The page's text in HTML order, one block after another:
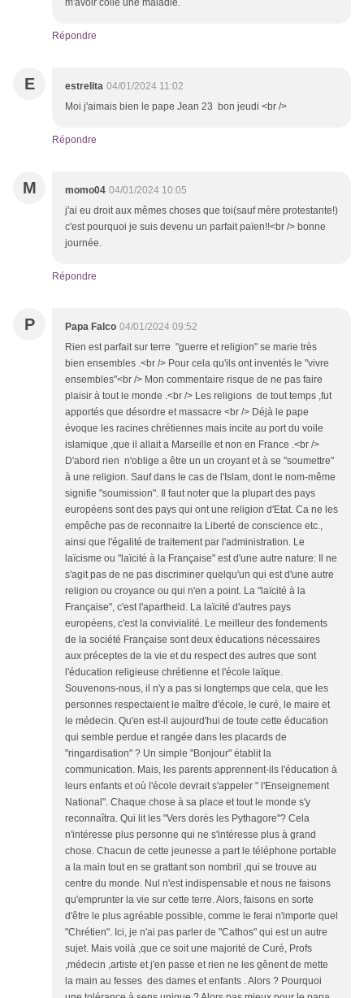
m'avoir collé une maladie.
Répondre
E estrelita 04/01/2024 11:02
Moi j'aimais bien le pape Jean 23 bon jeudi <br />
Répondre
M momo04 04/01/2024 10:05
j'ai eu droit aux mêmes choses que toi(sauf mère protestante!)
c'est pourquoi je suis devenu un parfait païen!!<br /> bonne
journée.
Répondre
P Papa Falco 04/01/2024 09:52
Rien est parfait sur terre "guerre et religion" se marie très
bien ensembles .<br /> Pour cela qu'ils ont inventés le "vivre
ensembles"<br /> Mon commentaire risque de ne pas faire
plaisir à tout le monde .<br /> Les religions de tout temps ,fut
apportés que désordre et massacre <br /> Déjà le pape
évoque les racines chrétiennes mais incite au port du voile
islamique ,que il allait a Marseille et non en France .<br />
D'abord rien n'oblige a être un un croyant et à se "soumettre"
à une religion. Sauf dans le cas de l'Islam, dont le nom-même
signifie "soumission". Il faut noter que la plupart des pays
européens sont des pays qui ont une religion d'Etat. Ca ne les
empêche pas de reconnaitre la Liberté de conscience etc.,
ainsi que l'égalité de traitement par l'administration. Le
laïcisme ou "laïcité à la Française" est d'une autre nature: Il ne
s'agit pas de ne pas discriminer quelqu'un qui est d'une autre
religion ou croyance ou qui n'en a point. La "laïcité à la
Française", c'est l'apartheid. La laïcité d'autres pays
européens, c'est la convivialité. Le meilleur des fondements
de la société Française sont deux éducations nécessaires
aux préceptes de la vie et du respect des autres que sont
l'éducation religieuse chrétienne et l'école laïque.
Souvenons-nous, il n'y a pas si longtemps que cela, que les
personnes respectaient le maître d'école, le curé, le maire et
le médecin. Qu'en est-il aujourd'hui de toute cette éducation
qui semble perdue et rangée dans les placards de
"ringardisation" ? Un simple "Bonjour" établit la
communication. Mais, les parents apprennent-ils l'éducation à
leurs enfants et où l'école devrait s'appeler " l'Enseignement
National". Chaque chose à sa place et tout le monde s'y
reconnaîtra. Qui lit les "Vers dorés les Pythagore"? Cela
n'intéresse plus personne qui ne s'intéresse plus à grand
chose. Chacun de cette jeunesse a part le téléphone portable
a la main tout en se grattant son nombril ,qui se trouve au
centre du monde. Nul n'est indispensable et nous ne faisons
qu'emprunter la vie sur cette terre. Alors, faisons en sorte
d'être le plus agréable possible, comme le ferai n'importe quel
"Chrétien". Ici, je n'ai pas parler de "Cathos" qui est un autre
sujet. Mais voilà ,que ce soit une majorité de Curé, Profs
,médecin ,artiste et j'en passe et rien ne les gênent de mette
la main au fesses des dames et enfants . Alors ? Pourquoi